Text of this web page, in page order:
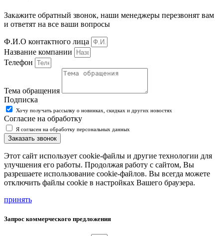
Закажите обратный звонок, наши менеджеры перезвонят вам
и ответят на все ваши вопросы
Ф.И.О контактного лица
Название компании
Телефон
Тема обращения
Подписка
Хочу получать рассылку о новинках, скидках и других новостях
Согласие на обработку
Я согласен на обработку персональных данных
Заказать звонок
Этот сайт использует cookie-файлы и другие технологии для
улучшения его работы. Продолжая работу с сайтом, Вы
разрешаете использование cookie-файлов. Вы всегда можете
отключить файлы cookie в настройках Вашего браузера.
принять
Запрос коммерческого предложения